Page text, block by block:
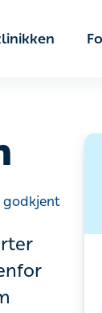
godkjent
og